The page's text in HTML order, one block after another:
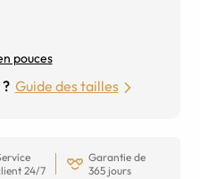
pouces
Guide des tailles
24/7
Garantie de
365 jours